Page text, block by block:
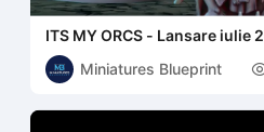
ITS MY ORCS - Lansare iulie
Miniatures Blueprint